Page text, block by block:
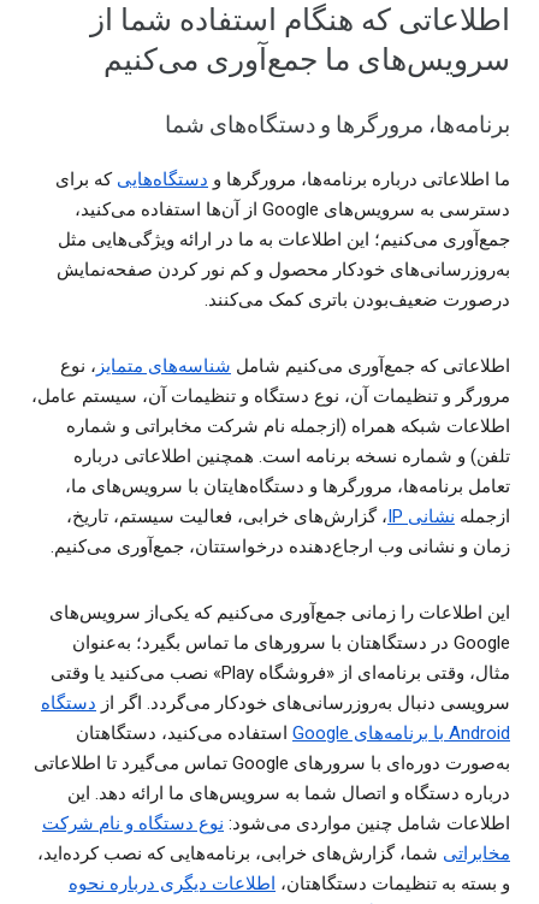
اطلاعاتی که هنگام استفاده شما از
سرویس‌های ما جمع‌‌آوری می‌کنیم
برنامه‌ها، مرورگرها و دستگاه‌های شما
ما اطلاعاتی درباره برنامه‌ها، مرورگرها و دستگاه‌هایی که برای
دسترسی به سرویس‌های Google از آن‌ها استفاده می‌کنید،
جمع‌آوری می‌کنیم؛ این اطلاعات به ما در ارائه ویژگی‌هایی مثل
به‌روزرسانی‌های خودکار محصول و کم ‌نور کردن صفحه‌‌نمایش
درصورت ضعیف‌بودن باتری کمک می‌کنند.
اطلاعاتی که جمع‌آوری می‌کنیم شامل شناسه‌های متمایز ، نوع
مرورگر و تنظیمات آن، نوع دستگاه و تنظیمات آن، سیستم عامل،
اطلاعات شبکه همراه (ازجمله نام شرکت مخابراتی و شماره
تلفن) و شماره نسخه برنامه است. همچنین اطلاعاتی درباره
تعامل برنامه‌ها، مرورگرها و دستگاه‌هایتان با سرویس‌های ما،
ازجمله نشانی IP
، گزارش‌های خرابی، فعالیت سیستم، تاریخ،
زمان و نشانی وب ارجاع‌دهنده درخواستتان، جمع‌آوری می‌کنیم.
این اطلاعات را زمانی جمع‌آوری می‌کنیم که یکی‌از سرویس‌های
Google در دستگاهتان با سرورهای ما تماس بگیرد؛ به‌عنوان
مثال، وقتی برنامه‌ای از «فروشگاه Play» نصب می‌کنید یا وقتی
سرویسی دنبال به‌روزرسانی‌های خودکار می‌گردد. اگر از دستگاه
Android با برنامه‌های Google
استفاده می‌کنید، دستگاهتان
به‌صورت دوره‌ای با سرورهای Google تماس می‌گیرد تا اطلاعاتی
درباره دستگاه و اتصال شما به سرویس‌های ما ارائه دهد. این
اطلاعات شامل چنین مواردی می‌شود: نوع دستگاه و نام شرکت
مخابراتی شما، گزارش‌های خرابی، برنامه‌هایی که نصب کرده‌اید،
و بسته به تنظیمات دستگاهتان، اطلاعات دیگری درباره نحوه